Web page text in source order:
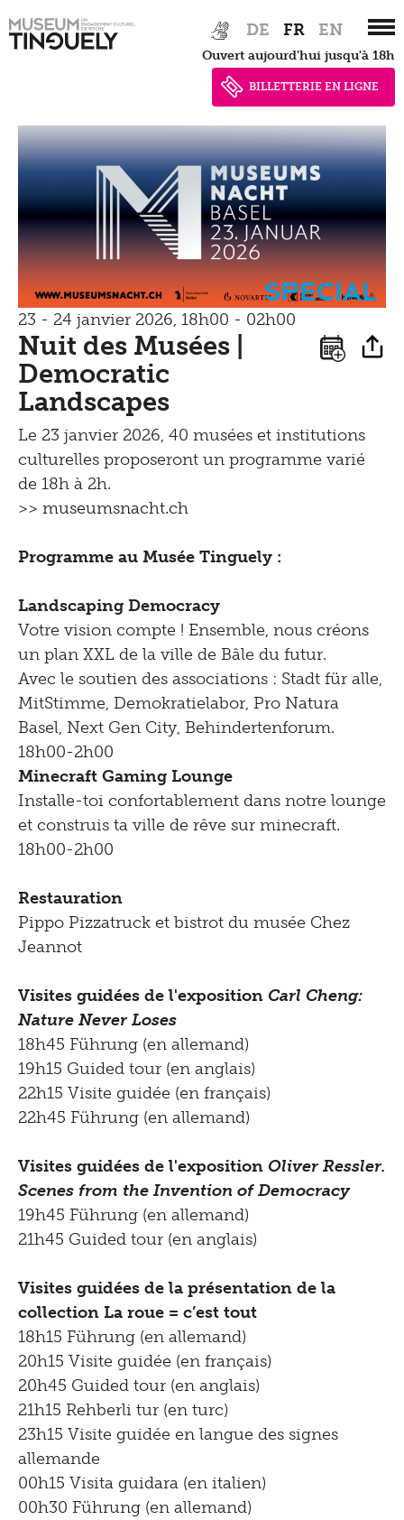
Hauptnavigation
to
DE FR EN
Ouvert aujourd'hui jusqu'à 18h
BILLETTERIE EN LIGNE
Special
23 - 24 janvier 2026, 18h00 - 02h00
Nuit des Musées |
Democratic
Landscapes
Le 23 janvier 2026, 40 musées et institutions
culturelles proposeront un programme varié
de 18h à 2h.
>> museumsnacht.ch
Programme au Musée Tinguely :
Landscaping Democracy
Votre vision compte ! Ensemble, nous créons
un plan XXL de la ville de Bâle du futur.
Avec le soutien des associations : Stadt für alle,
MitStimme, Demokratielabor, Pro Natura
Basel, Next Gen City, Behindertenforum.
18h00-2h00
Minecraft Gaming Lounge
Installe-toi confortablement dans notre lounge
et construis ta ville de rêve sur minecraft.
18h00-2h00
Restauration
Pippo Pizzatruck et bistrot du musée Chez
Jeannot
Visites guidées de l'exposition Carl Cheng:
Nature Never Loses
18h45 Führung (en allemand)
19h15 Guided tour (en anglais)
22h15 Visite guidée (en français)
22h45 Führung (en allemand)
Visites guidées de l'exposition Oliver Ressler.
Scenes from the Invention of Democracy
19h45 Führung (en allemand)
21h45 Guided tour (en anglais)
Visites guidées de la présentation de la
collection La roue = c’est tout
18h15 Führung (en allemand)
20h15 Visite guidée (en français)
20h45 Guided tour (en anglais)
21h15 Rehberli tur (en turc)
23h15 Visite guidée en langue des signes
allemande
00h15 Visita guidara (en italien)
00h30 Führung (en allemand)